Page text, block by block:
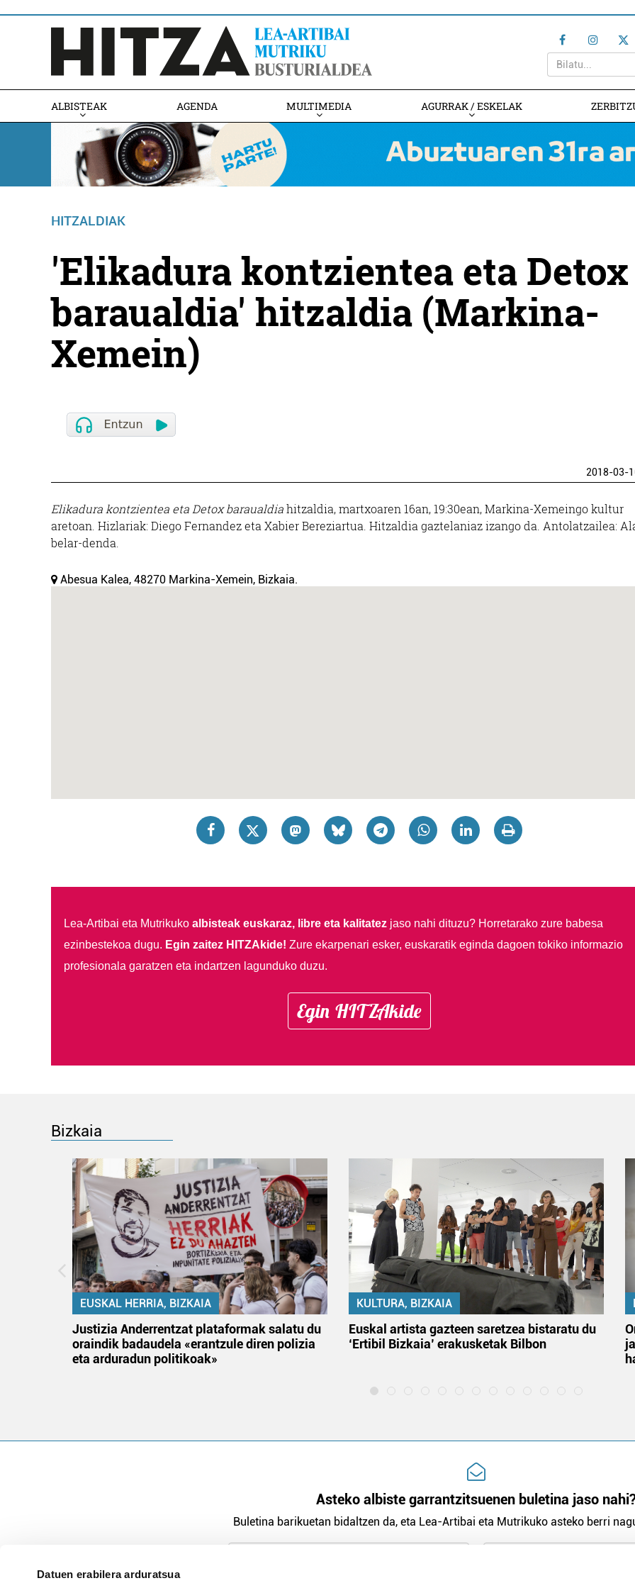
Datuen erabilera arduratsua
ALBISTEAK AGENDA MULTIMEDIA AGURRAK / ESKELAK
HITZALDIAK
'Elikadura kontzientea eta Detox
baraualdia' hitzaldia (Markina-
Xemein)
2018-03-
Elikadura kontzientea eta Detox baraualdiahitzaldia, martxoaren 16an, 19:30ean, Markina-Xemeingo kultur
aretoan. Hizlariak: Diego Fernandez eta Xabier Bereziartua. Hitzaldia gaztelaniaz izango da. Antolatzailea:
belar-denda.
Abesua Kalea, 48270 Markina-Xemein, Bizkaia.
Lea-Artibai eta Mutrikuko albisteak euskaraz, libre eta kalitatezjaso nahi dituzu? Horretarako zure babesa
ezinbestekoa dugu. Egin zaitez HITZAkide! Zure ekarpenari esker, euskaratik eginda dagoen tokiko informazio
profesionala garatzen eta indartzen lagunduko duzu.
Egin HITZAkide
Bizkaia
EUSKAL HERRIA, BIZKAIA
Justizia Anderrentzat plataformak salatu du
oraindik badaudela «erantzule diren polizia
eta arduradun politikoak»
KULTURA, BIZKAIA
Euskal artista gazteen saretzea bistaratu du
‘Ertibil Bizkaia’ erakusketak Bilbon
Asteko albiste garrantzitsuenen buletina jaso
Buletina barikuetan bidaltzen da, eta Lea-Artibai eta Mutrikuko asteko berri